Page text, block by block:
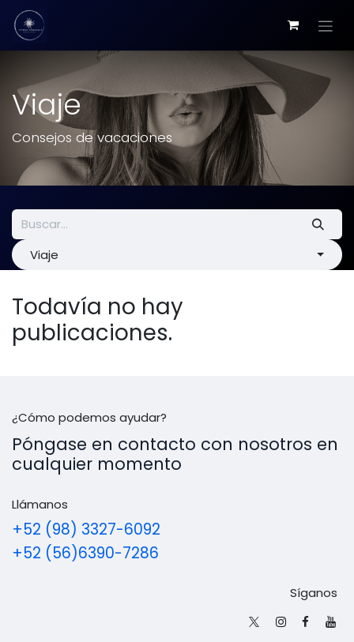
Ir al contenido
Viaje
Consejos de vacaciones
Viaje
Todavía no hay
publicaciones.
¿Cómo podemos ayudar?
Póngase en contacto con nosotros en
cualquier momento
Llámanos
+52 (98) 3327-6092
+52 (56)6390-7286
Síganos